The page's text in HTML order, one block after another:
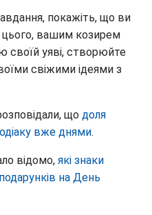
покажіть, що ви
цього, вашим козирем
своїй уяві, створюйте
свіжими ідеями з
що доля
вже днями.
відомо, які знаки
на День